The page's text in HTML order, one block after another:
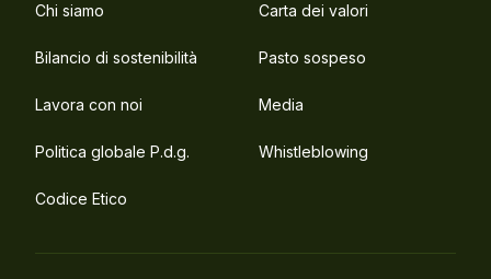
Chi siamo Carta dei valori
Bilancio di sostenibilità Pasto sospeso
Lavora con noi Media
Politica globale P.d.g. Whistleblowing
Codice Etico